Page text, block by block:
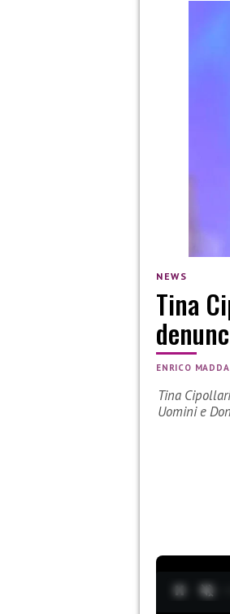
NEWS
Tina
ENRICO
Tina
Uomini e